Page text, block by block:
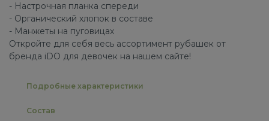
- Настрочная планка спереди
- Органический хлопок в составе
- Манжеты на пуговицах
Откройте для себя весь ассортимент рубашек от
бренда iDO для девочек на нашем сайте!
Подробные характеристики
Состав